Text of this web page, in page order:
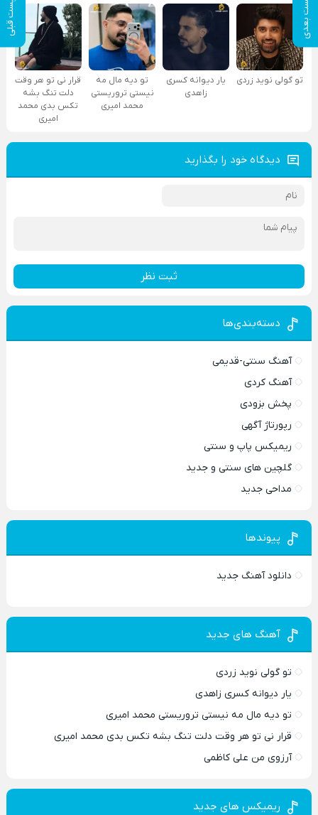
پست بعدی پست قبلی
تو گولی نوید زردی
یار دیوانه کسری
زاهدی
تو دیه مال مه
نیستی تروریستی
محمد امیری
قرار نی تو هر وقت
دلت تنگ بشه
تکس بدی محمد
امیری
دیدگاه خود را بگذارید
ثبت نظر
دسته‌بندی‌ها
آهنگ سنتی-قدیمی
آهنگ کردی
پخش بزودی
رپورتاژ آگهی
ریمیکس پاپ و سنتی
گلچین های سنتی و جدید
مداحی جدید
پیوندها
دانلود آهنگ جدید
آهنگ های جدید
تو گولی نوید زردی
یار دیوانه کسری زاهدی
تو دیه مال مه نیستی تروریستی محمد امیری
قرار نی تو هر وقت دلت تنگ بشه تکس بدی محمد امیری
آرزوی من علی کاظمی
ریمیکس های جدید